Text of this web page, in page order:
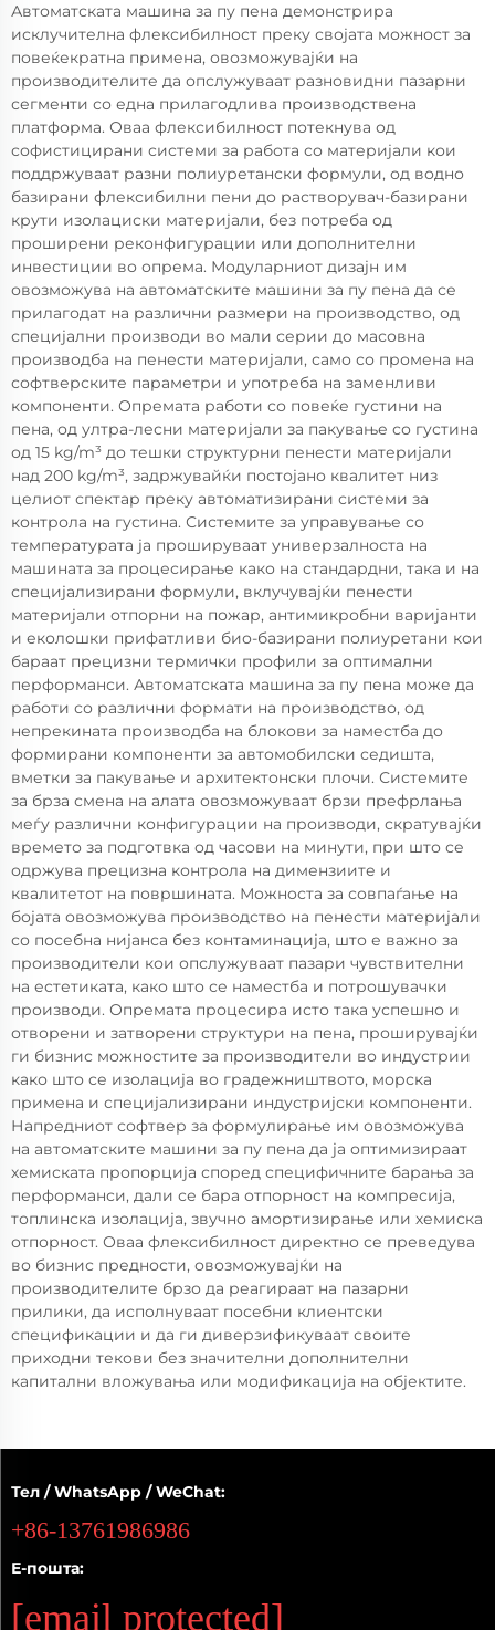
Автоматската машина за пу пена демонстрира
исклучителна флексибилност преку својата можност за
повеќекратна примена, овозможувајќи на
производителите да опслужуваат разновидни пазарни
сегменти со една прилагодлива производствена
платформа. Оваа флексибилност потекнува од
софистицирани системи за работа со материјали кои
поддржуваат разни полиуретански формули, од водно
базирани флексибилни пени до растворувач-базирани
крути изолациски материјали, без потреба од
проширени реконфигурации или дополнителни
инвестиции во опрема. Модуларниот дизајн им
овозможува на автоматските машини за пу пена да се
прилагодат на различни размери на производство, од
специјални производи во мали серии до масовна
производба на пенести материјали, само со промена на
софтверските параметри и употреба на заменливи
компоненти. Опремата работи со повеќе густини на
пена, од ултра-лесни материјали за пакување со густина
од 15 kg/m³ до тешки структурни пенести материјали
над 200 kg/m³, задржувайќи постојано квалитет низ
целиот спектар преку автоматизирани системи за
контрола на густина. Системите за управување со
температурата ја прошируваат универзалноста на
машината за процесирање како на стандардни, така и на
специјализирани формули, вклучувајќи пенести
материјали отпорни на пожар, антимикробни варијанти
и еколошки прифатливи био-базирани полиуретани кои
бараат прецизни термички профили за оптимални
перформанси. Автоматската машина за пу пена може да
работи со различни формати на производство, од
непрекината производба на блокови за наместба до
формирани компоненти за автомобилски седишта,
вметки за пакување и архитектонски плочи. Системите
за брза смена на алата овозможуваат брзи префрлања
меѓу различни конфигурации на производи, скратувајќи
времето за подготвка од часови на минути, при што се
одржува прецизна контрола на димензиите и
квалитетот на површината. Можноста за совпаѓање на
бојата овозможува производство на пенести материјали
со посебна нијанса без контаминација, што е важно за
производители кои опслужуваат пазари чувствителни
на естетиката, како што се наместба и потрошувачки
производи. Опремата процесира исто така успешно и
отворени и затворени структури на пена, проширувајќи
ги бизнис можностите за производители во индустрии
како што се изолација во градежништвото, морска
примена и специјализирани индустријски компоненти.
Напредниот софтвер за формулирање им овозможува
на автоматските машини за пу пена да ја оптимизираат
хемиската пропорција според специфичните барања за
перформанси, дали се бара отпорност на компресија,
топлинска изолација, звучно амортизирање или хемиска
отпорност. Оваа флексибилност директно се преведува
во бизнис предности, овозможувајќи на
производителите брзо да реагираат на пазарни
прилики, да исполнуваат посебни клиентски
спецификации и да ги диверзификуваат своите
приходни текови без значителни дополнителни
капитални вложувања или модификација на објектите.
Тел / WhatsApp / WeChat:
+86-13761986986
Е-пошта:
[email protected]